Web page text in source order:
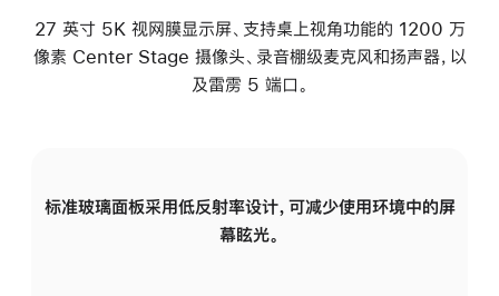
27 英寸 5K 视网膜显示屏、支持桌上视角功能的 1200 万
像素 Center Stage 摄像头、录音棚级麦克风和扬声器，以
及雷雳 5 端口。
标准玻璃面板采用低反射率设计，可减少使用环境中的屏
幕眩光。